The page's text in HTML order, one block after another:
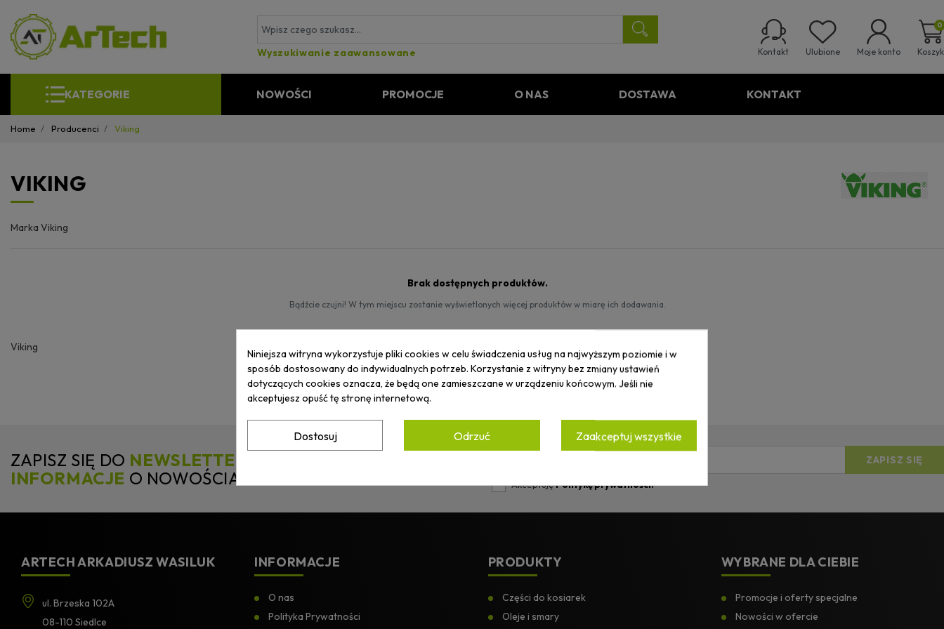
Wyszukiwanie zaawansowane Kontakt Ulubione Moje konto Koszyk
0
KATEGORIE NOWOŚCI PROMOCJE O NAS DOSTAWA KONTAKT
Home Producenci Viking
VIKING
Marka Viking
Brak dostępnych produktów.
Bądźcie czujni! W tym miejscu zostanie wyświetlonych więcej produktów w miarę ich dodawania.
Viking
ZAPISZ SIĘ DO NEWSLETTERA
INFORMACJE O NOWOŚCIACH I PROMOCJACH. AkceptujęPolitykę prywatności. *
ARTECH ARKADIUSZ WASILUK
ul. Brzeska 102A
08-110 Siedlce
INFORMACJE
O nas
Polityka Prywatności
PRODUKTY
Części do kosiarek
Oleje i smary
WYBRANE DLA CIEBIE
Promocje i oferty specjalne
Nowości w ofercie
Niniejsza witryna wykorzystuje pliki cookies w celu świadczenia usług na najwyższym poziomie i w
sposób dostosowany do indywidualnych potrzeb. Korzystanie z witryny bez zmiany ustawień
dotyczących cookies oznacza, że będą one zamieszczane w urządzeniu końcowym. Jeśli nie
akceptujesz opuść tę stronę internetową.
Dostosuj Odrzuć Zaakceptuj wszystkie